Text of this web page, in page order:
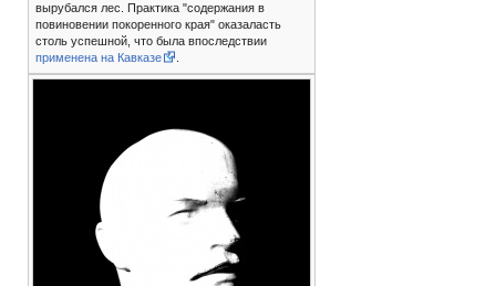
вырубался лес. Практика "содержания в
повиновении покоренного края" оказаласть
столь успешной, что была впоследствии
применена на Кавказе